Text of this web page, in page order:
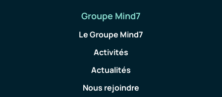
Groupe Mind7
Le Groupe Mind7
Activités
Actualités
Nous rejoindre